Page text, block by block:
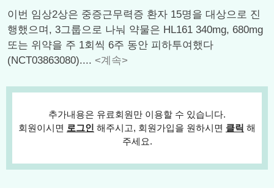
이번 임상2상은 중증근무력증 환자 15명을 대상으로 진
행했으며, 3그룹으로 나눠 약물은 HL161 340mg, 680mg
또는 위약을 주 1회씩 6주 동안 피하투여했다
(NCT03863080).... <계속>
추가내용은 유료회원만 이용할 수 있습니다.
회원이시면 로그인 해주시고, 회원가입을 원하시면 클릭 해
주세요.